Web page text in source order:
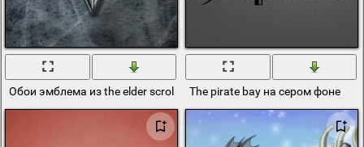
Обои эмблема из the elder scrols 5 skyrimThe pirate bay на сером фоне